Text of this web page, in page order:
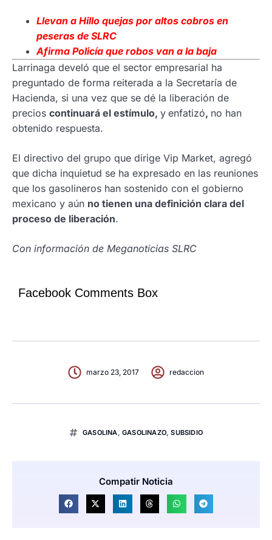
Llevan a Hillo quejas por altos cobros en
peseras de SLRC
Afirma Policía que robos van a la baja
Larrinaga develó que el sector empresarial ha
preguntado de forma reiterada a la Secretaría de
Hacienda, si una vez que se dé la liberación de
precios continuará el estímulo, y enfatizó, no han
obtenido respuesta.
El directivo del grupo que dirige Vip Market, agregó
que dicha inquietud se ha expresado en las reuniones
que los gasolineros han sostenido con el gobierno
mexicano y aún no tienen una definición clara del
proceso de liberación.
Con información de Meganoticias SLRC
Facebook Comments Box
marzo 23, 2017 redaccion
GASOLINA GASOLINAZO ,SUBSIDIO
Compatir Noticia